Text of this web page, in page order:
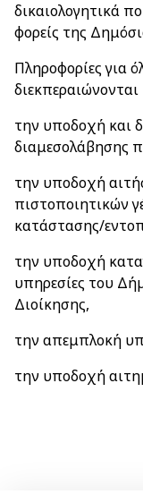
δικαιολογητικά
φορείς της
Πληροφορίες για
την υποδοχή και
διαμεσολάβησης
την υποδοχή
πιστοποιητικών
κατάστασης/
την υποδοχή
υπηρεσίες του
Διοίκησης,
την απεμπλοκή
την υποδοχή